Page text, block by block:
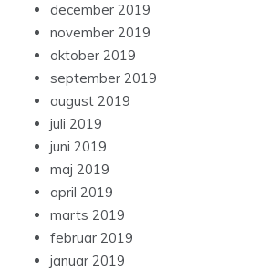
december 2019
november 2019
oktober 2019
september 2019
august 2019
juli 2019
juni 2019
maj 2019
april 2019
marts 2019
februar 2019
januar 2019